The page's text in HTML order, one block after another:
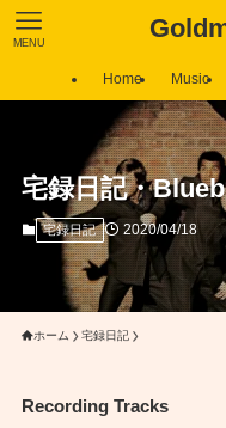
MENU
Home Music
宅録日記・
宅録日記 2020/04/18
ホーム 宅録日記
Recording Tracks